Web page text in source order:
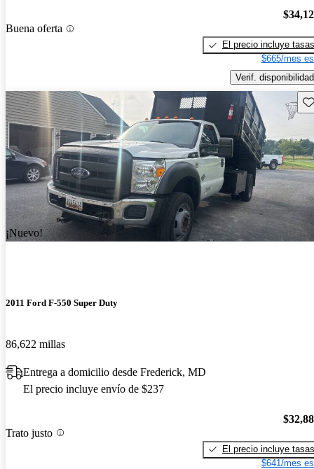
Buena oferta
El precio incluye tasas
$665/mes
Verif. disponibilidad
¡Nuevo!
2011 Ford F-550 Super Duty
86,622 millas
Entrega a domicilio desde Frederick, MD
El precio incluye envío de $237
Trato justo
El precio incluye tasas
$641/mes